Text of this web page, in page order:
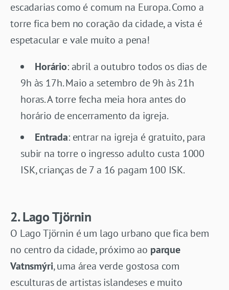
escadarias como é comum na Europa. Como a
torre fica bem no coração da cidade, a vista é
espetacular e vale muito a pena!
Horário: abril a outubro todos os dias de
9h às 17h. Maio a setembro de 9h às 21h
horas. A torre fecha meia hora antes do
horário de encerramento da igreja.
Entrada: entrar na igreja é gratuito, para
subir na torre o ingresso adulto custa 1000
ISK, crianças de 7 a 16 pagam 100 ISK.
2. Lago Tjörnin
O Lago Tjörnin é um lago urbano que fica bem
no centro da cidade, próximo ao parque
Vatnsmýri, uma área verde gostosa com
esculturas de artistas islandeses e muito